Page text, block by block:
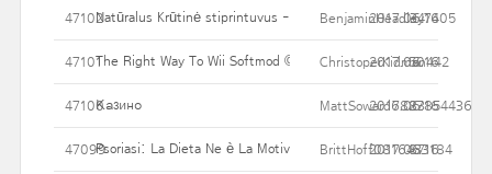
47102Natūralus Krūtinė stiprintuvus - kodėl tiek daug Asmenys bando
BenjaminHeadley7405
2017.06.16
34
47101The Right Way To Wii Softmod © ChristoperKidman442
2017.06.16
50
47100Казино MattSoward6827854436
2017.06.16
83
47099Psoriasi: La Dieta Ne è La Motivo, La Dieta è La Cura
BrittHoff0816433184
2017.06.16
87